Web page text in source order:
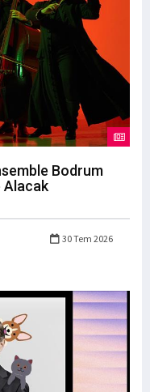
Bodrum
Alacak
30 Tem 2026